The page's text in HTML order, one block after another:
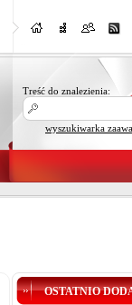
Treść do znalezienia:
wyszukiwarka
OSTATNIO